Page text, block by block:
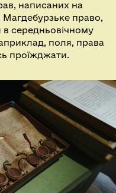
написаних на
Магдебурзьке право,
середньовічному
поля, права
проїжджати.